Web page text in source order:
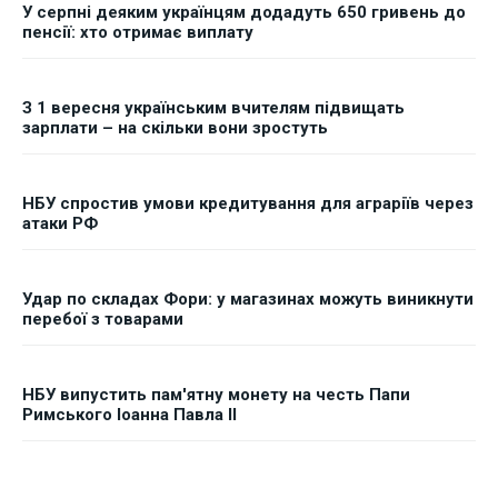
У серпні деяким українцям додадуть 650 гривень до
пенсії: хто отримає виплату
З 1 вересня українським вчителям підвищать
зарплати – на скільки вони зростуть
НБУ спростив умови кредитування для аграріїв через
атаки РФ
Удар по складах Фори: у магазинах можуть виникнути
перебої з товарами
НБУ випустить пам'ятну монету на честь Папи
Римського Іоанна Павла II